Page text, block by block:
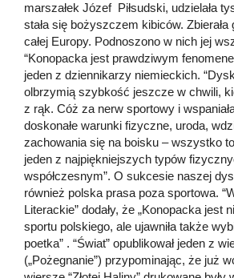
marszałek Józef Piłsudski, udzielała
stała się bożyszczem kibiców.
całej Europy. Podnoszono w nich jej
“Konopacka jest prawdziwym
jeden z dziennikarzy niemieckich.
olbrzymią szybkość jeszcze w chwili,
z rąk. Cóż za nerw sportowy i
doskonałe warunki fizyczne, uroda,
zachowania się na boisku – wszystko
jeden z najpiękniejszych typów
współczesnym”. O sukcesie naszej
również polska prasa poza sportowa.
Literackie” dodały, że „Konopacka jest
sportu polskiego, ale ujawniła także
poetka” . “Świat” opublikował jeden z
(„Pożegnanie”) przypominając, że już